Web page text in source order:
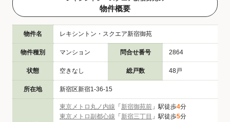
物件概要
物件名 レキシントン・スクエア新宿御苑
物件種別 マンション 問合せ番号 2864
状態 空きなし 総戸数 48戸
所在地 新宿区新宿1-36-15
東京メトロ丸ノ内線 「 新宿御苑前 」駅徒歩4分
東京メトロ副都心線 「 新宿三丁目 」駅徒歩5分